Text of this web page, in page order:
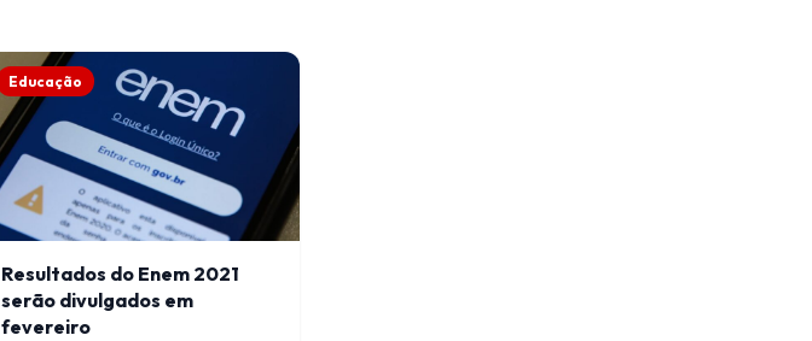
Educação
Resultados do Enem 2021
serão divulgados em
fevereiro